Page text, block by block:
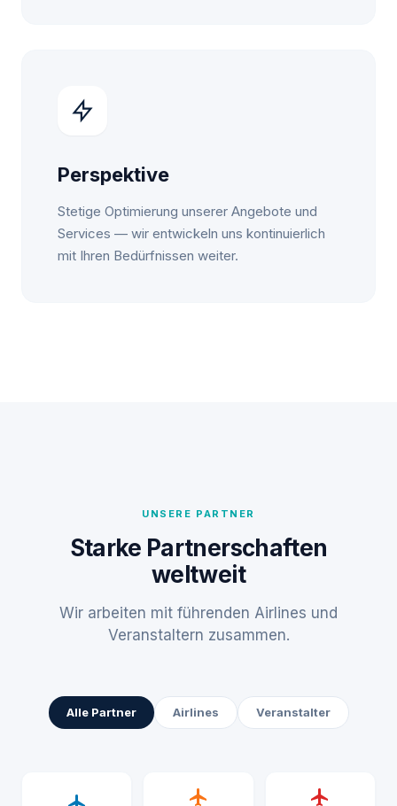
Perspektive
Stetige Optimierung unserer Angebote und
Services — wir entwickeln uns kontinuierlich
mit Ihren Bedürfnissen weiter.
UNSERE PARTNER
Starke Partnerschaften
weltweit
Wir arbeiten mit führenden Airlines und
Veranstaltern zusammen.
Alle Partner Airlines Veranstalter